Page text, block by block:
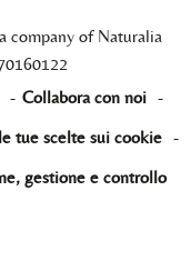
company of Naturalia
- Collabora con noi -
tue scelte sui cookie -
gestione e controllo